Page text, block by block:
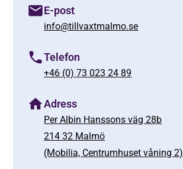
E-post
info@tillvaxtmalmo.se
Telefon
+46 (0) 73 023 24 89
Adress
Per Albin Hanssons väg 28b
214 32 Malmö
(Mobilia, Centrumhuset våning 2)